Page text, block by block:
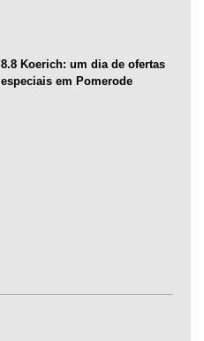
8.8 Koerich: um dia de ofertas
especiais em Pomerode